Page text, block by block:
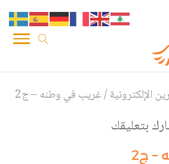
الإلكترونية/غريب في وطنه – ج2
بتعليقك
ج2